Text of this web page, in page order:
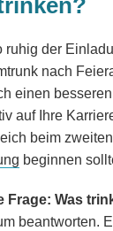
ruhig der
nach
einen
auf Ihre
beim
beginnen
Frage: Was
beantworten.